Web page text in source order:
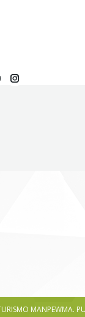
Instagram
MANPEWMA.